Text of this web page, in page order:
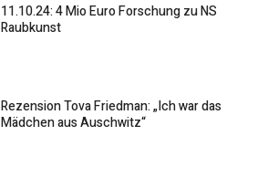
11.10.24: 4 Mio Euro Forschung zu NS
Raubkunst
Rezension Tova Friedman: „Ich war das
Mädchen aus Auschwitz“